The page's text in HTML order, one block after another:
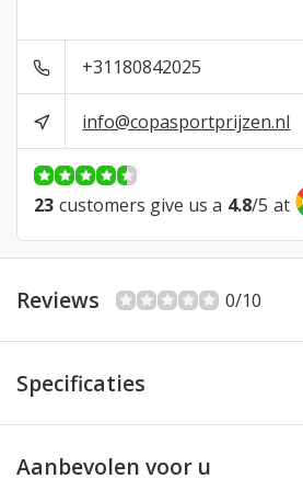
+31180842025
info@copasportprijzen.nl
23 customers give us a 4.8/5 at
Reviews 0/10
Specificaties
Aanbevolen voor u